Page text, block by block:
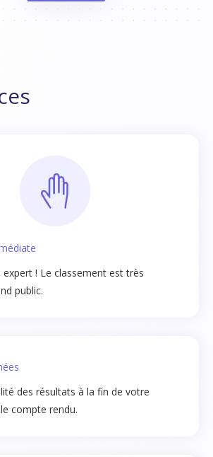
expert ! Le classement est très
public.
des résultats à la fin de votre
compte rendu.